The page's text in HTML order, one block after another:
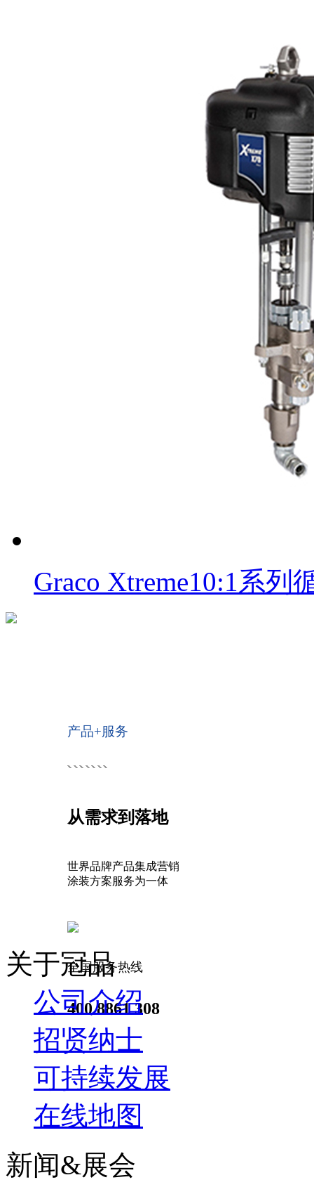
Graco Xtreme10:1系列
产品+服务
从需求到落地
世界品牌产品集成营销
涂装方案服务为一体
全国服务热线
400 8861 308
关于冠品
公司介绍
招贤纳士
可持续发展
在线地图
新闻&展会